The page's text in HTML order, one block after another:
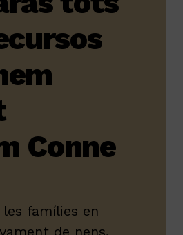
Conne
les famílies en
de nens,